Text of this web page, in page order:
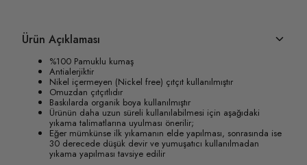
Ürün Açıklaması
%100 Pamuklu kumaş
Antialerjiktir
Nikel içermeyen (Nickel free) çıtçıt kullanılmıştır
Omuzdan çıtçıtlıdır
Baskılarda organik boya kullanılmıştır
Ürünün daha uzun süreli kullanılabilmesi için aşağıdaki
yıkama talimatlarına uyulması önerilir;
Eğer mümkünse ilk yıkamanın elde yapılması, sonrasında ise
30 derecede düşük devir ve yumuşatıcı kullanılmadan
yıkama yapılması tavsiye edilir